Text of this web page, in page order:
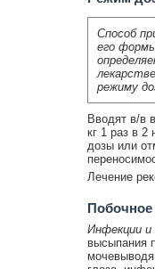
Способ
его
режиму
Вводят в/в
кг 1 раз в 2
дозы или
Лечение
Побочное
Инфекции и
высыпания